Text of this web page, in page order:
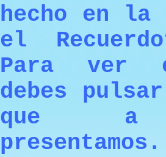
hecho en la
el
Para ver
debes
que a
presentamos.